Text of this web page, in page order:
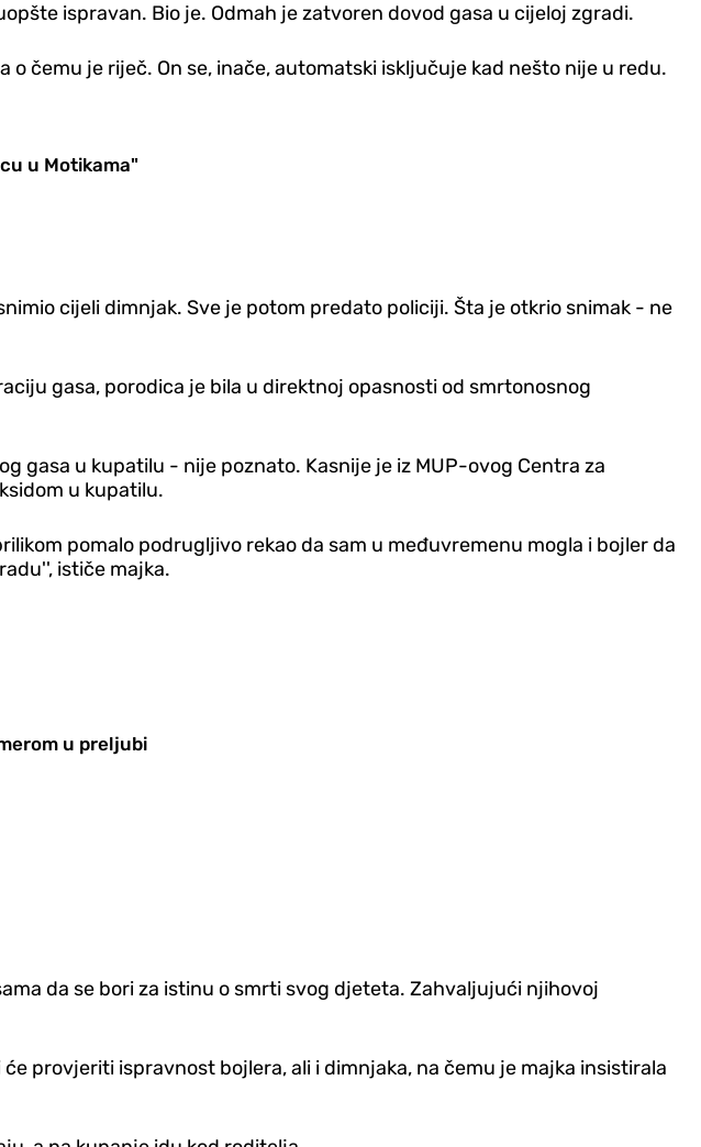
ispravan. Bio je. Odmah je zatvoren dovod gasa u cijeloj zgradi.
čemu je riječ. On se, inače, automatski isključuje kad nešto nije u redu.
u Motikama"
cijeli dimnjak. Sve je potom predato policiji. Šta je otkrio snimak - ne
gasa, porodica je bila u direktnoj opasnosti od smrtonosnog
gasa u kupatilu - nije poznato. Kasnije je iz MUP-ovog Centra za
u kupatilu.
pomalo podrugljivo rekao da sam u međuvremenu mogla i bojler da
ističe majka.
u preljubi
da se bori za istinu o smrti svog djeteta. Zahvaljujući njihovoj
provjeriti ispravnost bojlera, ali i dimnjaka, na čemu je majka insistirala